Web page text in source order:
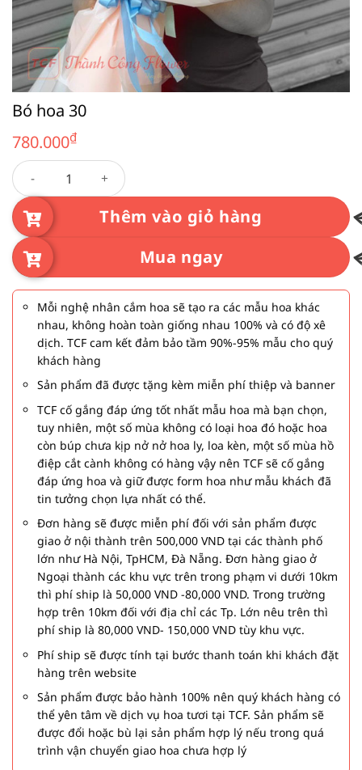
Bó hoa 30
780.000₫
Bó hoa 30 số lượng
Thêm vào giỏ hàng
Mua ngay
Mỗi nghệ nhân cắm hoa sẽ tạo ra các mẫu hoa khác
nhau, không hoàn toàn giống nhau 100% và có độ xê
dịch. TCF cam kết đảm bảo tầm 90%-95% mẫu cho quý
khách hàng
Sản phẩm đã được tặng kèm miễn phí thiệp và banner
TCF cố gắng đáp ứng tốt nhất mẫu hoa mà bạn chọn,
tuy nhiên, một số mùa không có loại hoa đó hoặc hoa
còn búp chưa kịp nở nở hoa ly, loa kèn, một số mùa hồ
điệp cắt cành không có hàng vậy nên TCF sẽ cố gắng
đáp ứng hoa và giữ được form hoa như mẫu khách đã
tin tưởng chọn lựa nhất có thể.
Đơn hàng sẽ được miễn phí đối với sản phẩm được
giao ở nội thành trên 500,000 VND tại các thành phố
lớn như Hà Nội, TpHCM, Đà Nẵng. Đơn hàng giao ở
Ngoại thành các khu vực trên trong phạm vi dưới 10km
thì phí ship là 50,000 VND -80,000 VND. Trong trường
hợp trên 10km đối với địa chỉ các Tp. Lớn nêu trên thì
phí ship là 80,000 VND- 150,000 VND tùy khu vực.
Phí ship sẽ được tính tại bước thanh toán khi khách đặt
hàng trên website
Sản phẩm được bảo hành 100% nên quý khách hàng có
thể yên tâm về dịch vụ hoa tươi tại TCF. Sản phẩm sẽ
được đổi hoặc bù lại sản phẩm hợp lý nếu trong quá
trình vận chuyển giao hoa chưa hợp lý